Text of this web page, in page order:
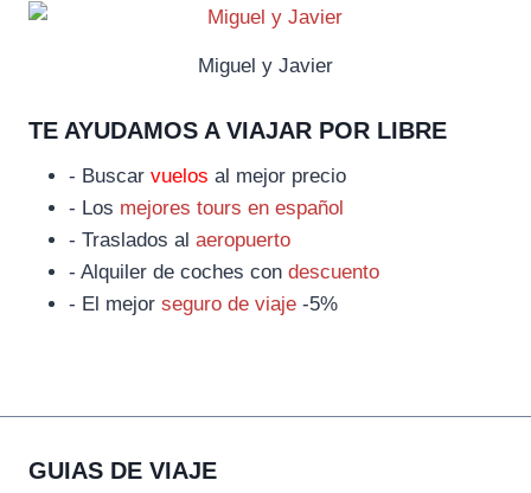
Miguel y Javier
TE AYUDAMOS A VIAJAR POR LIBRE
- Buscar vuelos al mejor precio
- Los mejores tours en español
- Traslados al aeropuerto
- Alquiler de coches con descuento
- El mejor seguro de viaje -5%
GUIAS DE VIAJE